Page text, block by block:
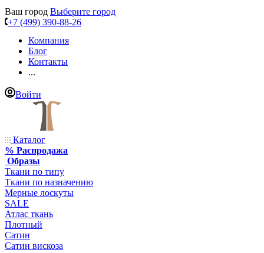
Ваш город Выберите город
+7 (499) 390-88-26
Компания
Блог
Контакты
...
Войти
Каталог
% Распродажа
Образы
Ткани по типу
Ткани по назначению
Мерные лоскуты
SALE
Атлас ткань
Плотный
Сатин
Сатин вискоза